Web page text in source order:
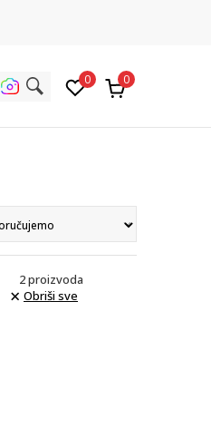
0 0
2proizvoda
Obriši sve